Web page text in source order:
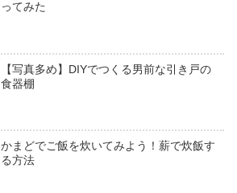
ってみた
【写真多め】DIYでつくる男前な引き戸の
食器棚
かまどでご飯を炊いてみよう！薪で炊飯す
る方法